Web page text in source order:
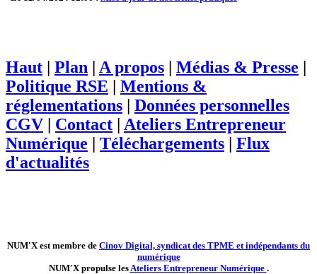
Haut | Plan | A propos | Médias & Presse |
Politique RSE | Mentions &
réglementations | Données personnelles
CGV | Contact | Ateliers Entrepreneur
Numérique | Téléchargements | Flux
d'actualités
NUM'X est membre de Cinov Digital, syndicat des TPME et indépendants du
numérique
NUM'X propulse les Ateliers Entrepreneur Numérique .